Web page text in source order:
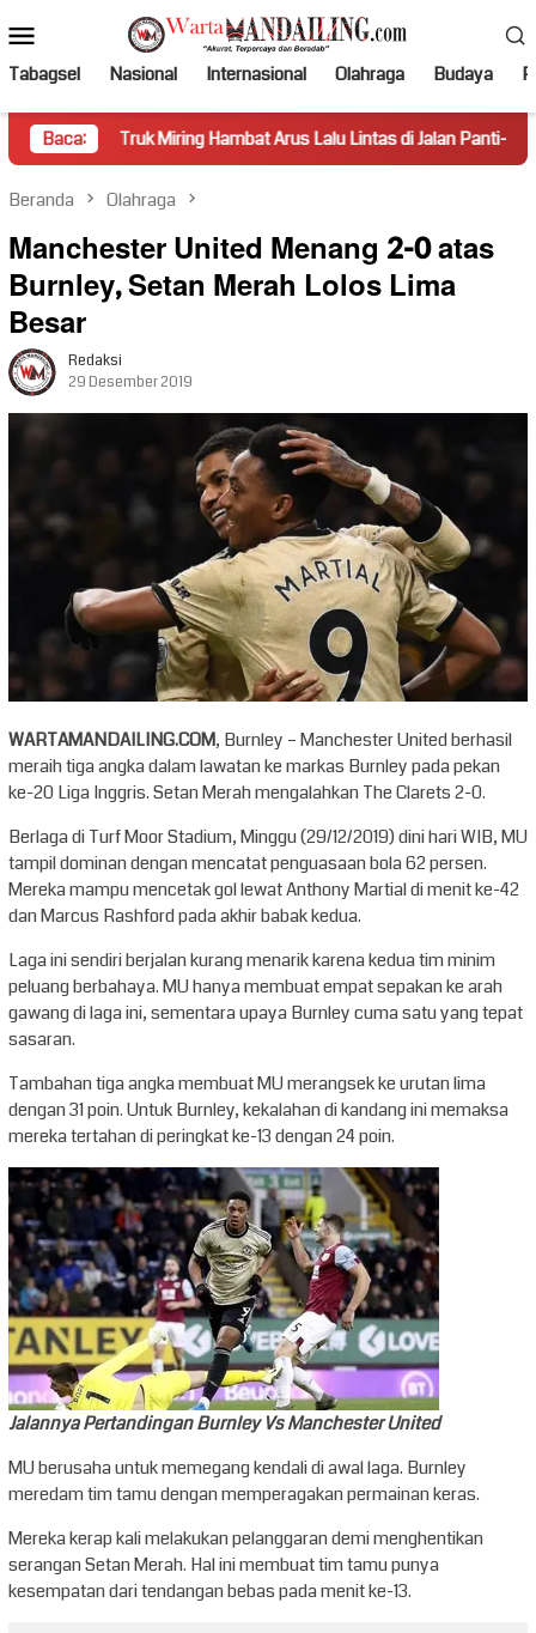
ke
kontenMobile
Tabagsel Nasional Internasional Olahraga Budaya
Baca:
Miring Hambat Arus Lalu Lintas di Jalan Panti–Simpang Empat
Beranda Olahraga
Manchester United Menang 2-0 atas
Burnley, Setan Merah Lolos Lima
Besar
Redaksi
29 Desember 2019
WARTAMANDAILING.COM, Burnley – Manchester United berhasil
meraih tiga angka dalam lawatan ke markas Burnley pada pekan
ke-20 Liga Inggris. Setan Merah mengalahkan The Clarets 2-0.
Berlaga di Turf Moor Stadium, Minggu (29/12/2019) dini hari WIB, MU
tampil dominan dengan mencatat penguasaan bola 62 persen.
Mereka mampu mencetak gol lewat Anthony Martial di menit ke-42
dan Marcus Rashford pada akhir babak kedua.
Laga ini sendiri berjalan kurang menarik karena kedua tim minim
peluang berbahaya. MU hanya membuat empat sepakan ke arah
gawang di laga ini, sementara upaya Burnley cuma satu yang tepat
sasaran.
Tambahan tiga angka membuat MU merangsek ke urutan lima
dengan 31 poin. Untuk Burnley, kekalahan di kandang ini memaksa
mereka tertahan di peringkat ke-13 dengan 24 poin.
Jalannya Pertandingan Burnley Vs Manchester United
MU berusaha untuk memegang kendali di awal laga. Burnley
meredam tim tamu dengan memperagakan permainan keras.
Mereka kerap kali melakukan pelanggaran demi menghentikan
serangan Setan Merah. Hal ini membuat tim tamu punya
kesempatan dari tendangan bebas pada menit ke-13.